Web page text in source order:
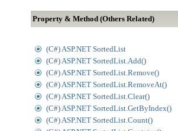
Property & Method (Others Related)
(C#) ASP.NET SortedList
(C#) ASP.NET SortedList.Add()
(C#) ASP.NET SortedList.Remove()
(C#) ASP.NET SortedList.RemoveAt()
(C#) ASP.NET SortedList.Clear()
(C#) ASP.NET SortedList.GetByIndex()
(C#) ASP.NET SortedList.Count()